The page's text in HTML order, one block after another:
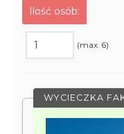
Ilość osób:
(max. 6)
WYCIECZKA